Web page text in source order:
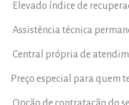
Elevado índice de
Assistência técnica
Central própria de
Preço especial para quem